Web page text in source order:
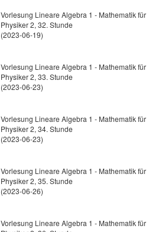
Vorlesung Lineare Algebra 1 - Mathematik für
Physiker 2, 32. Stunde
(2023-06-19)
Vorlesung Lineare Algebra 1 - Mathematik für
Physiker 2, 33. Stunde
(2023-06-23)
Vorlesung Lineare Algebra 1 - Mathematik für
Physiker 2, 34. Stunde
(2023-06-23)
Vorlesung Lineare Algebra 1 - Mathematik für
Physiker 2, 35. Stunde
(2023-06-26)
Vorlesung Lineare Algebra 1 - Mathematik für